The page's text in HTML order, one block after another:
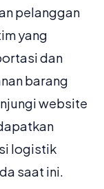
pelanggan
yang
dan
barang
website
logistik
saat ini.